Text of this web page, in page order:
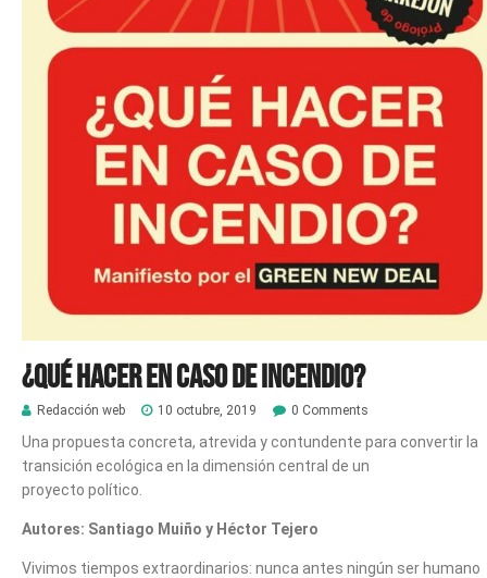
¿Qué hacer en caso de incendio?
Redacción web 10 octubre, 2019 0 Comments
Una propuesta concreta, atrevida y contundente para convertir la
transición ecológica en la dimensión central de un
proyecto político.
Autores: Santiago Muiño y Héctor Tejero
Vivimos tiempos extraordinarios: nunca antes ningún ser humano